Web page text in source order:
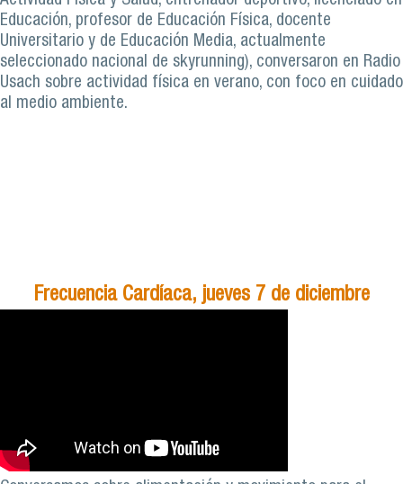
Educación, profesor de Educación Física, docente
Universitario y de Educación Media, actualmente
seleccionado nacional de skyrunning), conversaron en Radio
Usach sobre actividad física en verano, con foco en cuidado
al medio ambiente.
Frecuencia Cardíaca, jueves 7 de diciembre